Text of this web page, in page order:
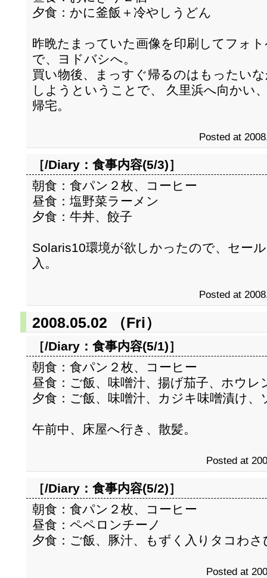
夕食：かに釜飯＋冷やしうどん
昨晩たまっていた画像を印刷してフォ
で、ヨドバシへ。
買い物後、まっすぐ帰るのはもったい
しようということで、 久里浜へ向かい
帰宅。
Posted at
［/Diary： 食事内容(5/3)］
朝食：食パン２枚、コーヒー
昼食：塩野菜ラーメン
夕食：牛丼、餃子
Solaris10環境が欲しかったので、セー
入。
Posted at
2008.05.02 （Fri）
［/Diary： 食事内容(5/1)］
朝食：食パン２枚、コーヒー
昼食：ご飯、味噌汁、揚げ茄子、ホウレ
夕食：ご飯、味噌汁、カジキ味噌漬け、
午前中、床屋へ行き、散髪。
Posted at
［/Diary： 食事内容(5/2)］
朝食：食パン２枚、コーヒー
昼食：ペペロンチーノ
夕食：ご飯、豚汁、もずく入りタコわさ
Posted at